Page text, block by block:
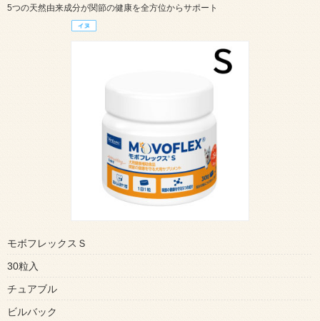
5つの天然由来成分が関節の健康を全方位からサポート
モボフレックスＳ
30粒入
チュアブル
ビルバック